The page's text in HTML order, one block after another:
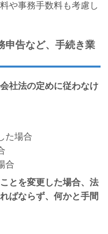
や事務手数料も考慮し
申告など、手続き業
会社法の定めに従わなけ
た場合
合
とを変更した場合、法
ばならず、何かと手間